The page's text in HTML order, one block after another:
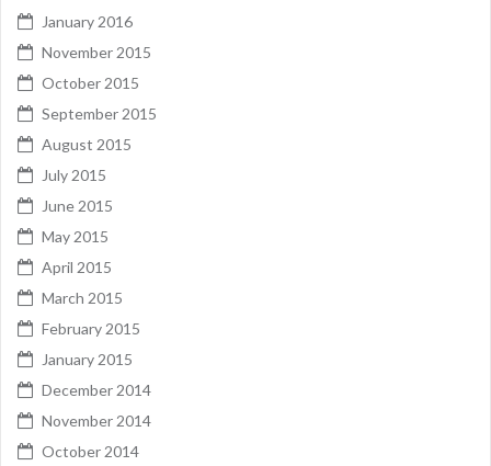
January 2016
November 2015
October 2015
September 2015
August 2015
July 2015
June 2015
May 2015
April 2015
March 2015
February 2015
January 2015
December 2014
November 2014
October 2014